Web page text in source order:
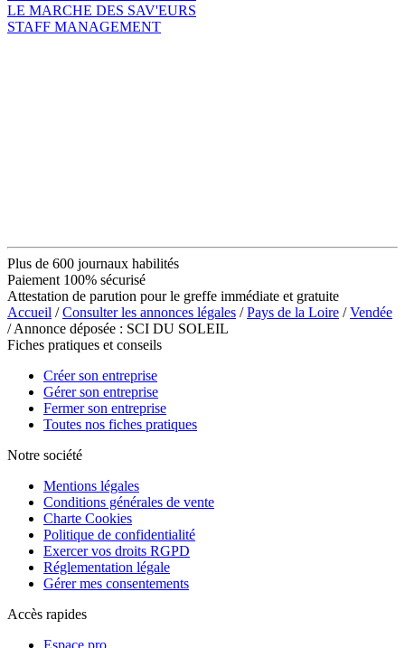
LE MARCHE DES SAV'EURS
STAFF MANAGEMENT
Plus de 600 journaux habilités
Paiement 100% sécurisé
Attestation de parution pour le greffe immédiate et gratuite
Accueil /Consulter les annonces légales /Pays de la Loire /Vendée
/ Annonce déposée : SCI DU SOLEIL
Fiches pratiques et conseils
Créer son entreprise
Gérer son entreprise
Fermer son entreprise
Toutes nos fiches pratiques
Notre société
Mentions légales
Conditions générales de vente
Charte Cookies
Politique de confidentialité
Exercer vos droits RGPD
Réglementation légale
Gérer mes consentements
Accès rapides
Espace pro